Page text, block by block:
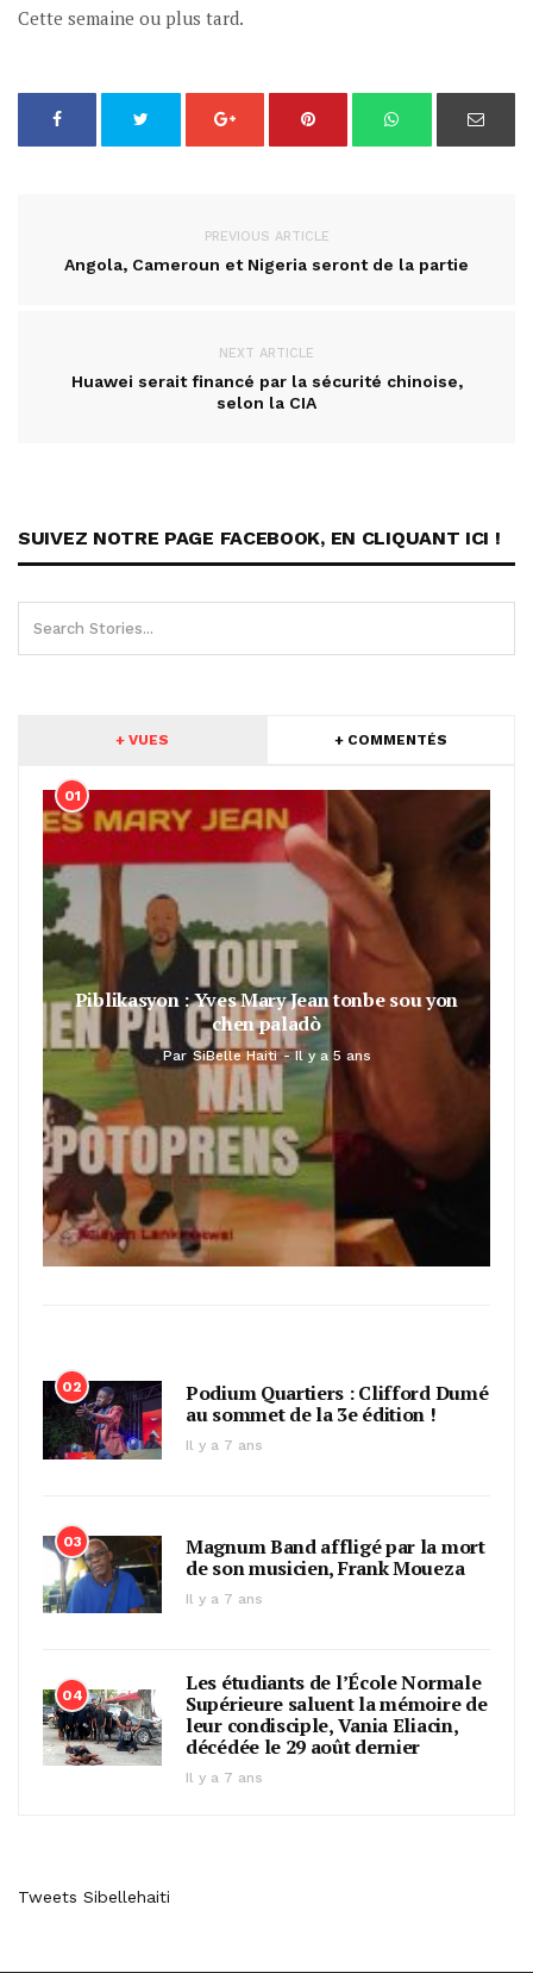
Cette semaine ou plus tard.
PREVIOUS ARTICLE
Angola, Cameroun et Nigeria seront de la partie
NEXT ARTICLE
Huawei serait financé par la sécurité chinoise,
selon la CIA
SUIVEZ NOTRE PAGE FACEBOOK, EN CLIQUANT ICI !
+ VUES + COMMENTÉS
01
Piblikasyon : Yves Mary Jean tonbe sou yon
chen paladò
Par SiBelle Haiti Il y a 5 ans
02
Podium Quartiers : Clifford Dumé
au sommet de la 3e édition !
Il y a 7 ans
03
Magnum Band affligé par la mort
de son musicien, Frank Moueza
Il y a 7 ans
04
Les étudiants de l’École Normale
Supérieure saluent la mémoire de
leur condisciple, Vania Eliacin,
décédée le 29 août dernier
Il y a 7 ans
Tweets Sibellehaiti